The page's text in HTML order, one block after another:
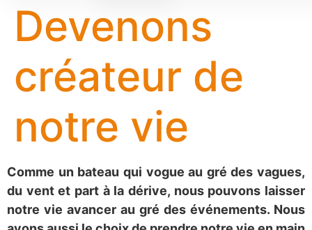
Devenons
créateur de
notre vie
Comme un bateau qui vogue au gré des vagues,
du vent et part à la dérive, nous pouvons laisser
notre vie avancer au gré des événements. Nous